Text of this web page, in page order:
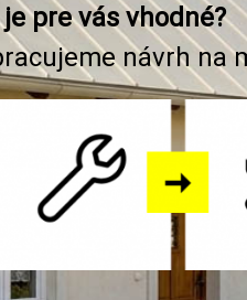
pre vás vhodné?
návrh na